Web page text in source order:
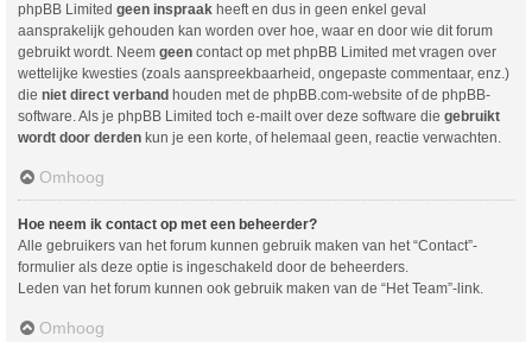
phpBB Limited geen inspraak heeft en dus in geen enkel geval
aansprakelijk gehouden kan worden over hoe, waar en door wie dit forum
gebruikt wordt. Neem geen contact op met phpBB Limited met vragen over
wettelijke kwesties (zoals aanspreekbaarheid, ongepaste commentaar, enz.)
die niet direct verband houden met de phpBB.com-website of de phpBB-
software. Als je phpBB Limited toch e-mailt over deze software die gebruikt
wordt door derden kun je een korte, of helemaal geen, reactie verwachten.
Omhoog
Hoe neem ik contact op met een beheerder?
Alle gebruikers van het forum kunnen gebruik maken van het “Contact”-
formulier als deze optie is ingeschakeld door de beheerders.
Leden van het forum kunnen ook gebruik maken van de “Het Team”-link.
Omhoog